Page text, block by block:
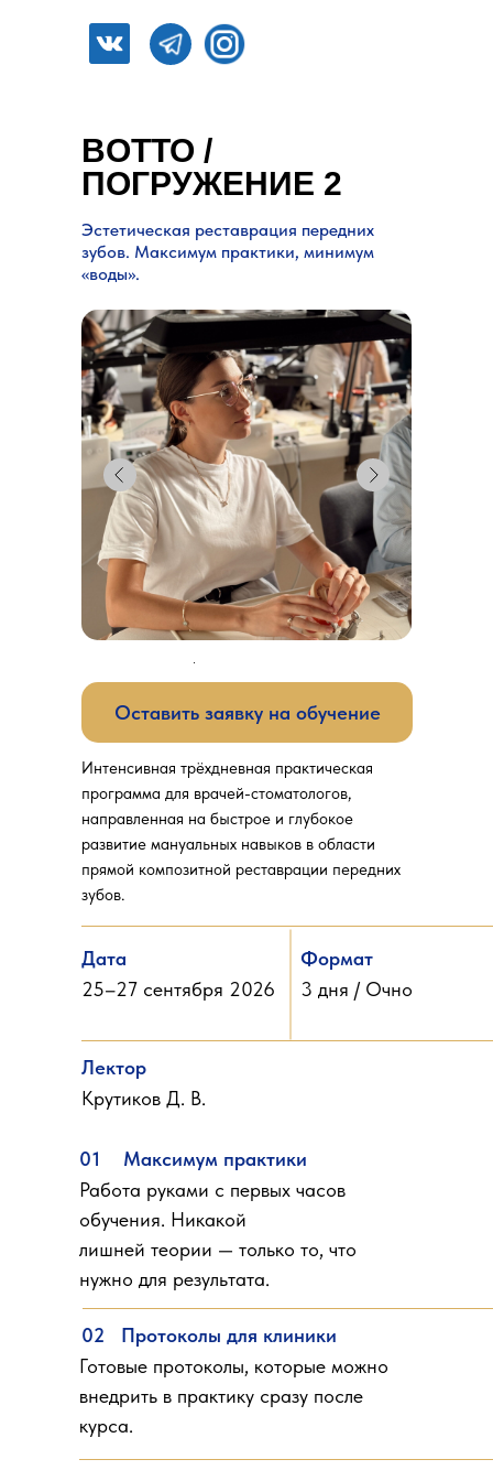
Эстетическая реставрация передних
зубов. Максимум практики, минимум
«воды».
Интенсивная трёхдневная практическая
программа для врачей-стоматологов,
направленная на быстрое и глубокое
развитие мануальных навыков в области
прямой композитной реставрации передних
зубов.
BOTTO /
ПОГРУЖЕНИЕ 2
25–27 сентября 2026
Дата
3 дня / Очно
Крутиков Д. В.
Формат
Лектор
Оставить заявку на обучение
Работа руками с первых часов
обучения. Никакой
лишней теории — только то, что
нужно для результата.
Максимум практики
01
02
Готовые протоколы, которые можно
внедрить в практику сразу после
курса.
Протоколы для клиники